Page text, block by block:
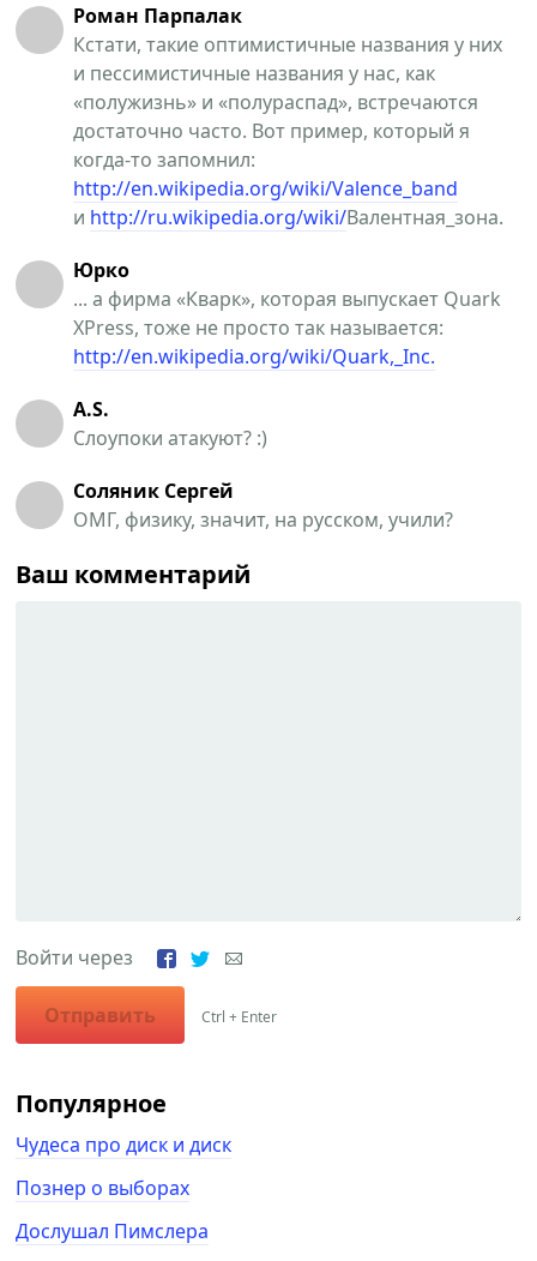
Роман Парпалак
Кстати, такие оптимистичные названия у них
и пессимистичные названия у нас, как
«полужизнь» и «полураспад», встречаются
достаточно часто. Вот пример, который я
когда-то запомнил:
http://en.wikipedia.org/wiki/Valence_band
и http://ru.wikipedia.org/wiki/Валентная_зона.
Юрко
... а фирма «Кварк», которая выпускает Quark
XPress, тоже не просто так называется:
http://en.wikipedia.org/wiki/Quark,_Inc.
A.S.
Слоупоки атакуют? :)
Соляник Сергей
ОМГ, физику, значит, на русском, учили?
Ваш комментарий
Войти через
Отправить Ctrl + Enter
Популярное
Чудеса про диск и диск
Познер о выборах
Дослушал Пимслера